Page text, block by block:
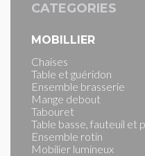
CATEGORIES
MOBILLIER
Chaises
Table et guéridon
Ensemble brasserie
Mange debout
Tabouret
Table basse, fauteuil et
Ensemble rotin
Mobilier lumineux